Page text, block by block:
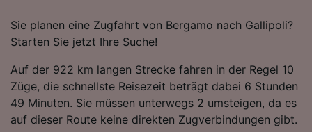
Sie planen eine Zugfahrt von Bergamo nach Gallipoli?
Starten Sie jetzt Ihre Suche!
Auf der 922 km langen Strecke fahren in der Regel 10
Züge, die schnellste Reisezeit beträgt dabei 6 Stunden
49 Minuten. Sie müssen unterwegs 2 umsteigen, da es
auf dieser Route keine direkten Zugverbindungen gibt.
Liste der Partner (Lieferanten)